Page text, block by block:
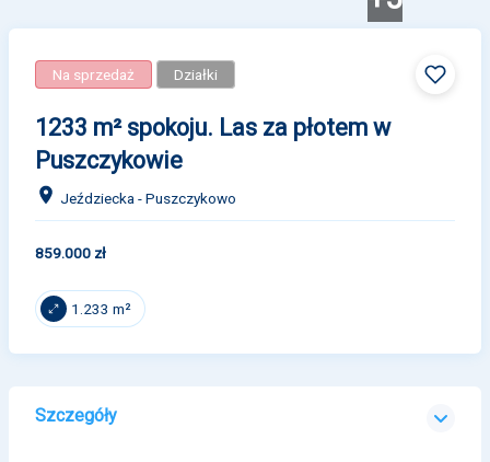
Na sprzedaż Działki
1233 m² spokoju. Las za płotem w
Puszczykowie
Jeździecka - Puszczykowo
859.000 zł
1.233 m²
Szczegóły